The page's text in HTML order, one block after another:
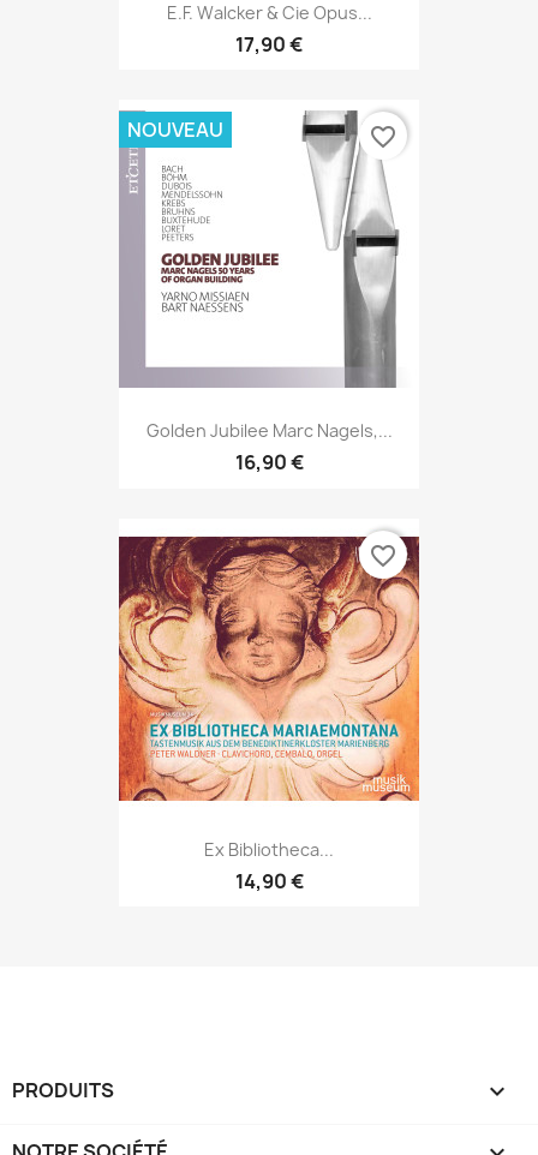
E.F. Walcker & Cie Opus...
17,90 €
Golden Jubilee Marc Nagels,...
16,90 €
NOUVEAU favorite_border
Ex Bibliotheca...
14,90 €
favorite_border
PRODUITS 